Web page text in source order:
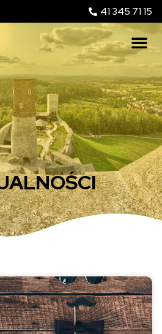
41 345 71 15